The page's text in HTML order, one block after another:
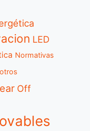
LED
Normativas
Off